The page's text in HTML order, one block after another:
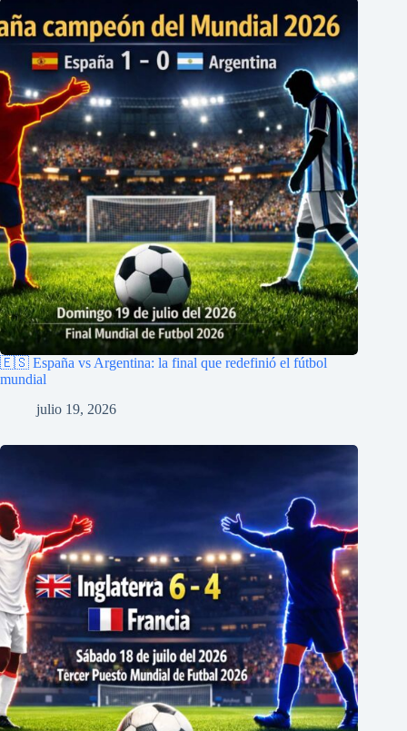
🇪🇸 España vs Argentina: la final que redefinió el fútbol
mundial
julio 19, 2026